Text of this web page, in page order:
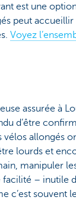
est une
peut
Voyez
assurée à
d’être
vélos allongés
lourds et
manipuler
facilité – inutile
c’est souvent